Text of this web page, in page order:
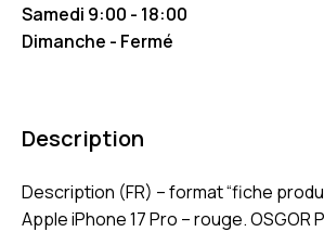
Samedi 9:00 - 18:00
Dimanche - Fermé
Description
Description (FR) – format “fiche
Apple iPhone 17 Pro – rouge. OSGOR